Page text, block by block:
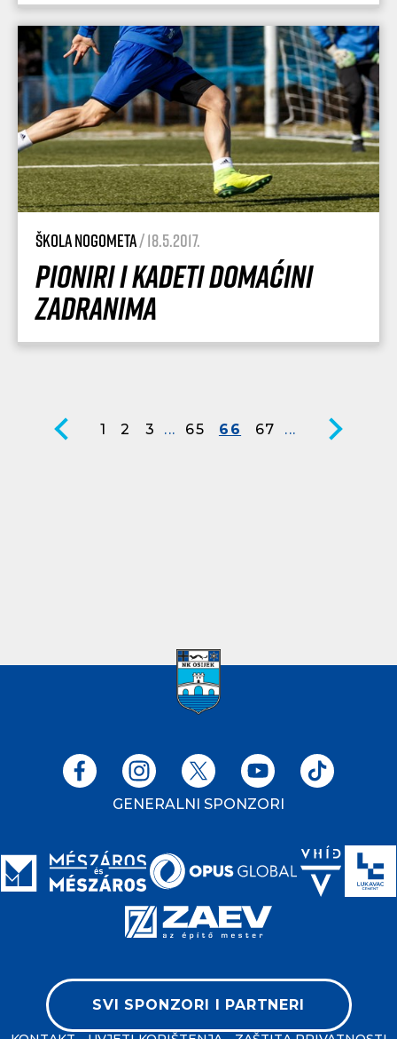
Škola nogometa/ 18.5.2017.
Pioniri i Kadeti domaćini
Zadranima
1 2 3 ... 65 66 67 ...
GENERALNI SPONZORI
SVI SPONZORI I PARTNERI